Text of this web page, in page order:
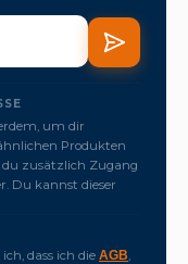
um dir
Produkten
zusätzlich Zugang
Du kannst dieser
dass ich die AGB,